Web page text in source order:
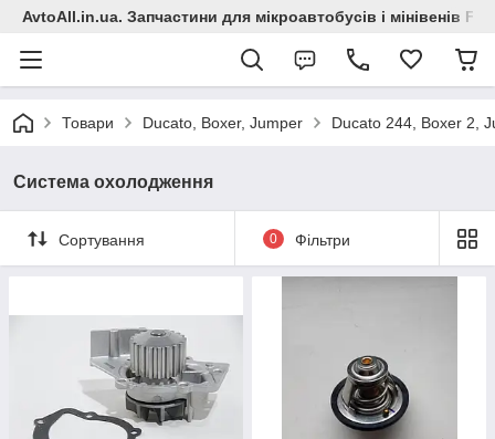
AvtoAll.in.ua. Запчастини для мікроавтобусів і мінівенів
Товари Ducato, Boxer, Jumper Ducato 244, Boxer 2,
Система охолодження
Сортування 0 Фільтри